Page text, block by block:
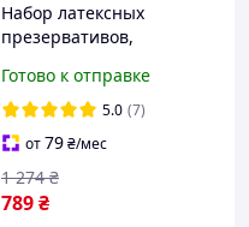
Набор латексных
презервативов,
из 27шт home
Готово к отправке
5.0 (7)
от79₴/мес
789₴
1 274 ₴